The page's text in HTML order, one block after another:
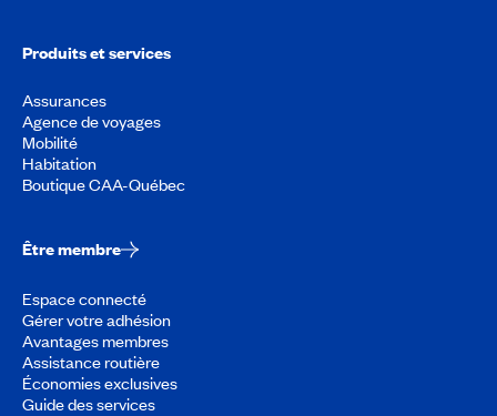
Produits et services
Assurances
Agence de voyages
Mobilité
Habitation
Boutique CAA-Québec
Être membre
Espace connecté
Gérer votre adhésion
Avantages membres
Assistance routière
Économies exclusives
Guide des services